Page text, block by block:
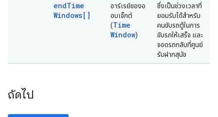
endTime
Windows[]
อาร์เรย์ของอ
อบเจ็กต์
(Time
Window)
ซึ่งเป็นช่วงเวลาที่
ยอมรับได้สำหรับ
คนขับรถตู้ในการ
ขับรถให้เสร็จ และ
จอดรถกลับที่ศูนย์
รับฝากสุนัข
ถัดไป